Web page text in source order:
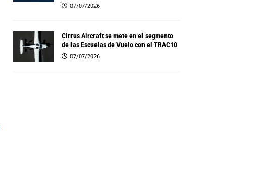
07/07/2026
Cirrus Aircraft se mete en el segmento
de las Escuelas de Vuelo con el TRAC10
07/07/2026